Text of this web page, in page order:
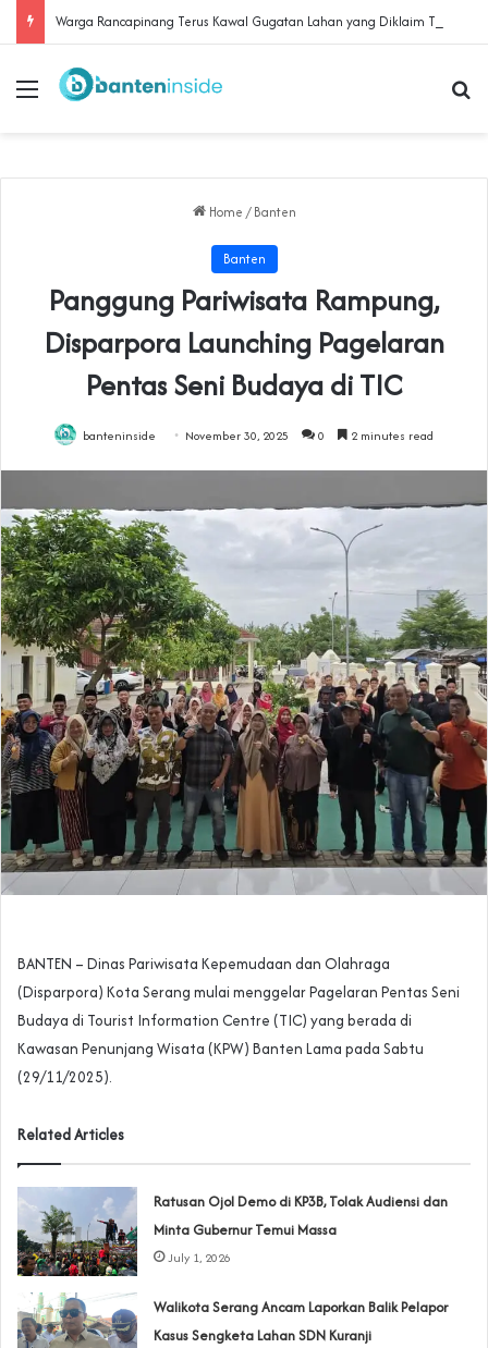
‎Warga Rancapinang Terus Kawal Gugatan Lahan yang Diklaim TNI‎‎
Menu
Home / Banten
Banten
Panggung Pariwisata Rampung,
Disparpora Launching Pagelaran
Pentas Seni Budaya di TIC
banteninside November 30, 2025 0 2 minutes read
BANTEN – Dinas Pariwisata Kepemudaan dan Olahraga
(Disparpora) Kota Serang mulai menggelar Pagelaran Pentas Seni
Budaya di Tourist Information Centre (TIC) yang berada di
Kawasan Penunjang Wisata (KPW) Banten Lama pada Sabtu
(29/11/2025).
Related Articles
‎Ratusan Ojol Demo di KP3B, Tolak Audiensi dan
Minta Gubernur Temui Massa
July 1, 2026
Walikota Serang Ancam Laporkan Balik Pelapor
Kasus Sengketa Lahan SDN Kuranji‎